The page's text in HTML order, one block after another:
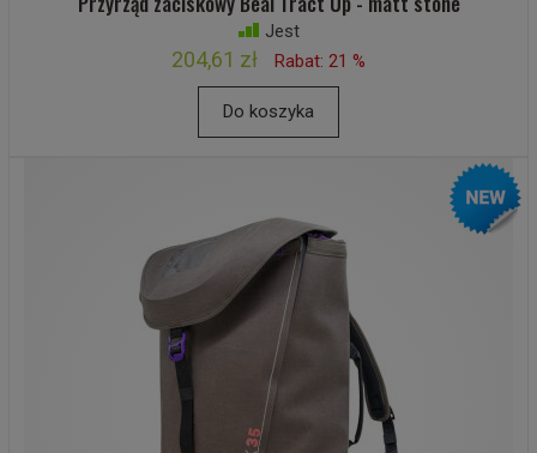
Jest
204,61 zł Rabat: 21 %
Do koszyka